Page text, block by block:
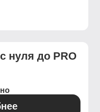
нуля до PRO